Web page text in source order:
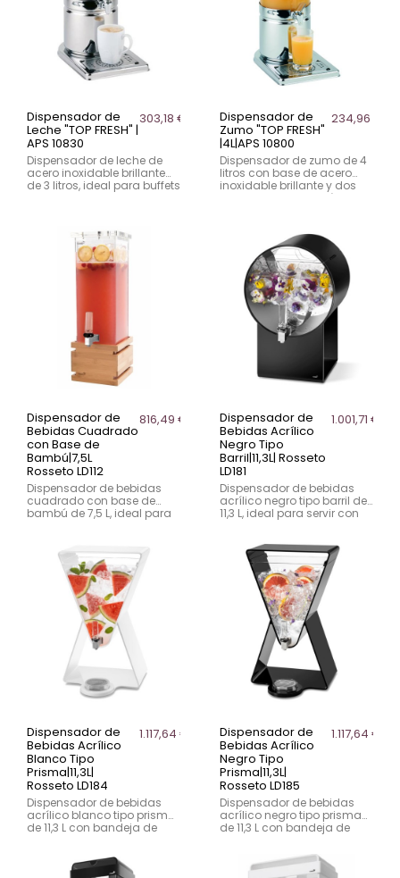
Dispensador de
Leche "TOP FRESH" |
APS 10830
303,18 €
Dispensador de leche de
acero inoxidable brillante
de 3 litros, ideal para buffets
Dispensador de
Zumo "TOP FRESH"
|4L|APS 10800
234,96 €
Dispensador de zumo de 4
litros con base de acero
inoxidable brillante y dos
acumuladores de frío. Ideal
Dispensador de
Bebidas Cuadrado
con Base de
Bambú|7,5L
Rosseto LD112
816,49 €
Dispensador de bebidas
cuadrado con base de
bambú de 7,5 L, ideal para
Dispensador de
Bebidas Acrílico
Negro Tipo
Barril|11,3L| Rosseto
LD181
1.001,71 €
Dispensador de bebidas
acrílico negro tipo barril de
11,3 L, ideal para servir con
Dispensador de
Bebidas Acrílico
Blanco Tipo
Prisma|11,3L|
Rosseto LD184
1.117,64 €
Dispensador de bebidas
acrílico blanco tipo prisma
de 11,3 L con bandeja de
Dispensador de
Bebidas Acrílico
Negro Tipo
Prisma|11,3L|
Rosseto LD185
1.117,64 €
Dispensador de bebidas
acrílico negro tipo prisma
de 11,3 L con bandeja de